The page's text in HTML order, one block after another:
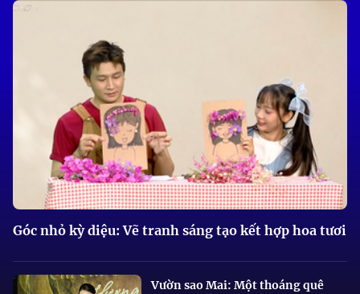
Góc nhỏ kỳ diệu: Vẽ tranh sáng tạo kết hợp hoa tươi
Vườn sao Mai: Một thoáng quê